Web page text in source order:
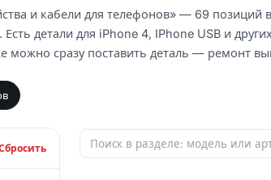
и кабели для телефонов» — 69 позиций
детали для iPhone 4, IPhone USB и
можно сразу поставить деталь — ремонт